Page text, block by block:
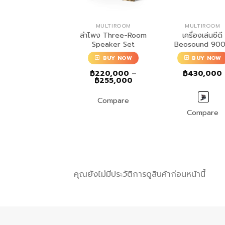
MULTIROOM
ลำโพง Three-Room
Speaker Set
BUY NOW
฿220,000 –
฿255,000Price
Compare
MULTIROOM
เครื่องเล่นซีดี
Beosound
BUY NOW
฿430,000
Compare
คุณยังไม่มีประวัติการดูสินค้าก่อนหน้านี้